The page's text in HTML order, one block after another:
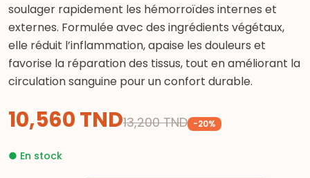
soulager rapidement les hémorroïdes internes et
externes. Formulée avec des ingrédients végétaux,
elle réduit l’inflammation, apaise les douleurs et
favorise la réparation des tissus, tout en améliorant la
circulation sanguine pour un confort durable.
10,560TND13,200 TND -20%
● En stock